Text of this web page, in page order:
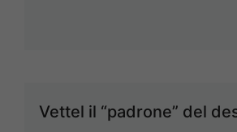
Vettel il “padrone” del